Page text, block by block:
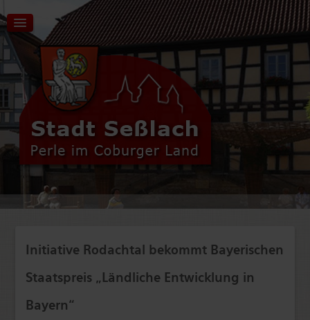
Aktuelles | Start
Wirtschaft | Verkehr
Bildung | Soziales
Initiative Rodachtal bekommt Bayerischen
Staatspreis „Ländliche Entwicklung in
Bayern“